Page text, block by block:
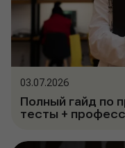
03.07.2026
Полный гайд по
тесты +